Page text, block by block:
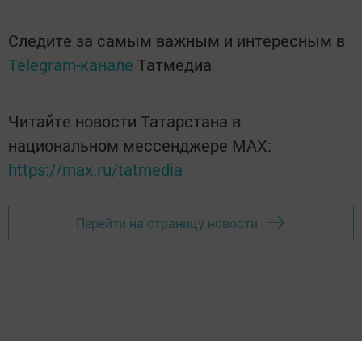
Следите за самым важным и интересным в
Telegram-канале Татмедиа
Читайте новости Татарстана в
национальном мессенджере MАХ:
https://max.ru/tatmedia
Перейти на страницу новости